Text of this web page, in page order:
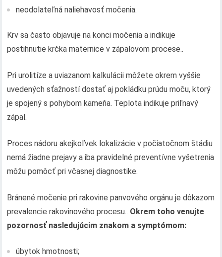
neodolateľná naliehavosť močenia.
Krv sa často objavuje na konci močenia a indikuje
postihnutie krčka maternice v zápalovom procese..
Pri urolitíze a uviazanom kalkulácii môžete okrem vyššie
uvedených sťažností dostať aj pokládku prúdu moču, ktorý
je spojený s pohybom kameňa. Teplota indikuje priľnavý
zápal.
Proces nádoru akejkoľvek lokalizácie v počiatočnom štádiu
nemá žiadne prejavy a iba pravidelné preventívne vyšetrenia
môžu pomôcť pri včasnej diagnostike.
Bránené močenie pri rakovine panvového orgánu je dôkazom
prevalencie rakovinového procesu.. Okrem toho venujte
pozornosť nasledujúcim znakom a symptómom:
úbytok hmotnosti;